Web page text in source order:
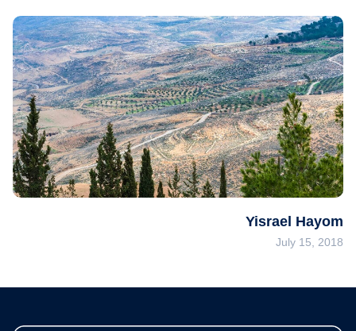
Yisrael Hayom
July 15, 2018